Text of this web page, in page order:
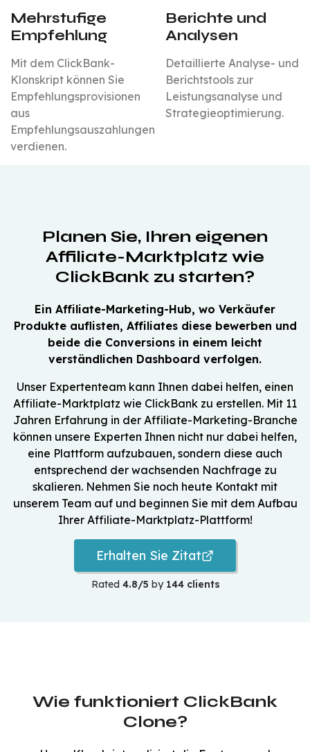
Mehrstufige
Empfehlung
Mit dem ClickBank-
Klonskript können Sie
Empfehlungsprovisionen
aus
Empfehlungsauszahlungen
verdienen.
Berichte und
Analysen
Detaillierte Analyse- und
Berichtstools zur
Leistungsanalyse und
Strategieoptimierung.
Planen Sie, Ihren eigenen
Affiliate-Marktplatz wie
ClickBank zu starten?
Ein Affiliate-Marketing-Hub, wo Verkäufer
Produkte auflisten, Affiliates diese bewerben und
beide die Conversions in einem leicht
verständlichen Dashboard verfolgen.
Unser Expertenteam kann Ihnen dabei helfen, einen
Affiliate-Marktplatz wie ClickBank zu erstellen. Mit 11
Jahren Erfahrung in der Affiliate-Marketing-Branche
können unsere Experten Ihnen nicht nur dabei helfen,
eine Plattform aufzubauen, sondern diese auch
entsprechend der wachsenden Nachfrage zu
skalieren. Nehmen Sie noch heute Kontakt mit
unserem Team auf und beginnen Sie mit dem Aufbau
Ihrer Affiliate-Marktplatz-Plattform!
Erhalten Sie Zitat
Rated 4.8/5 by 144 clients
Wie funktioniert ClickBank
Clone?